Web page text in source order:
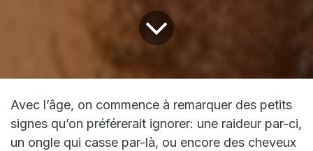
Avec l’âge, on commence à remarquer des petits
signes qu’on préférerait ignorer: une raideur par-ci,
un ongle qui casse par-là, ou encore des cheveux